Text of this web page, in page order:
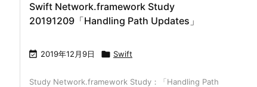
Swift Network.framework Study
20191209「Handling Path Updates」
 2019年12月9日  Swift
Study Network.framework Study：「Handling Path